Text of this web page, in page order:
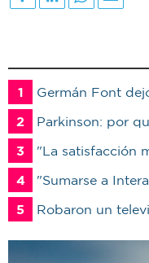
1
Germán Font dejó la
2
Parkinson: por qué reconocer los
3
"La satisfacción más grande es ver a un
4
"Sumarse a Interact puede
5
Robaron un televisor tras